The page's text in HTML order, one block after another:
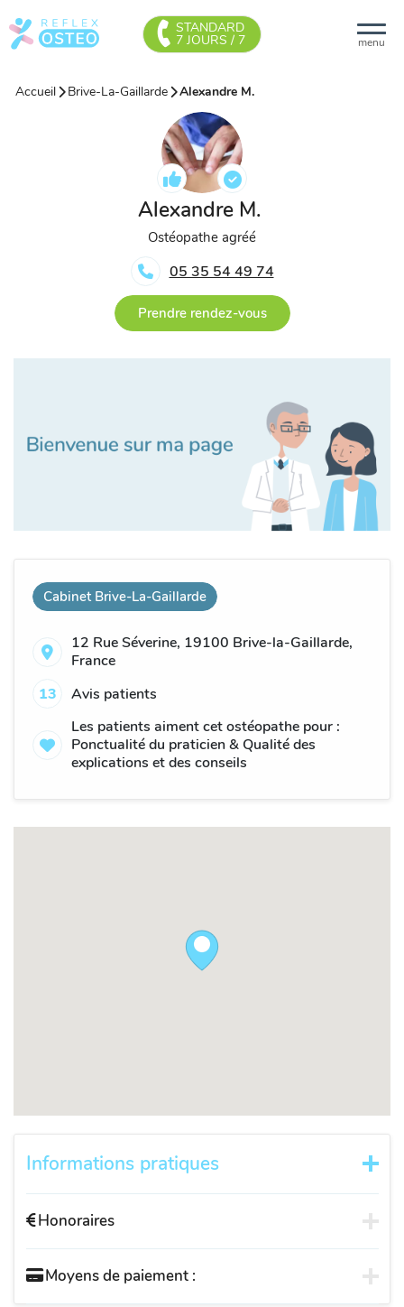
menu
STANDARD
7 JOURS / 7
Accueil Brive-La-Gaillarde Alexandre M.
Alexandre M.
Ostéopathe agréé
05 35 54 49 74
Prendre rendez-vous
Cabinet Brive-La-Gaillarde
12 Rue Séverine, 19100 Brive-la-Gaillarde,
France
13
Avis patients
Les patients aiment cet ostéopathe pour :
Ponctualité du praticien & Qualité des
explications et des conseils
Informations pratiques
Honoraires
Moyens de paiement :